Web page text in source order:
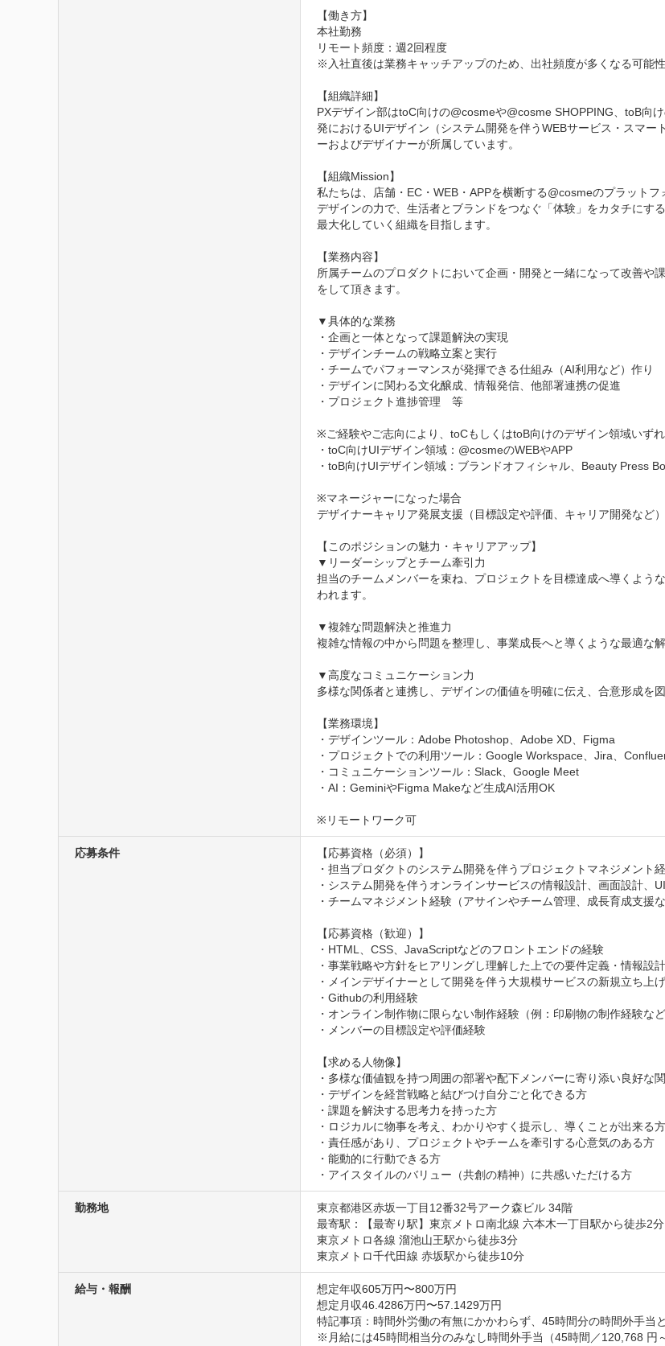
【働き方】
本社勤務
リモート頻度：週2回程度
※入社直後は業務キャッチアップのため、出社頻度が多くなる可能
【組織詳細】
PXデザイン部はtoC向けの@cosmeや@cosme SHOPPING、toB向
発におけるUIデザイン（システム開発を伴うWEBサービス・スマ
ーおよびデザイナーが所属しています。
【組織Mission】
私たちは、店舗・EC・WEB・APPを横断する@cosmeのプラットフ
デザインの力で、生活者とブランドをつなぐ「体験」をカタチにす
最大化していく組織を目指します。
【業務内容】
所属チームのプロダクトにおいて企画・開発と一緒になって改善や
をして頂きます。
▼具体的な業務
・企画と一体となって課題解決の実現
・デザインチームの戦略立案と実行
・チームでパフォーマンスが発揮できる仕組み（AI利用など）作り
・デザインに関わる文化醸成、情報発信、他部署連携の促進
・プロジェクト進捗管理　等
※ご経験やご志向により、toCもしくはtoB向けのデザイン領域いず
・toC向けUIデザイン領域：@cosmeのWEBやAPP
・toB向けUIデザイン領域：ブランドオフィシャル、Beauty Press
※マネージャーになった場合
デザイナーキャリア発展支援（目標設定や評価、キャリア開発など）
【このポジションの魅力・キャリアアップ】
▼リーダーシップとチーム牽引力
担当のチームメンバーを束ね、プロジェクトを目標達成へ導くよう
われます。
▼複雑な問題解決と推進力
複雑な情報の中から問題を整理し、事業成長へと導くような最適な
▼高度なコミュニケーション力
多様な関係者と連携し、デザインの価値を明確に伝え、合意形成を
【業務環境】
・デザインツール：Adobe Photoshop、Adobe XD、Figma
・プロジェクトでの利用ツール：Google Workspace、Jira、
・コミュニケーションツール：Slack、Google Meet
・AI：GeminiやFigma Makeなど生成AI活用OK
※リモートワーク可
応募条件
【応募資格（必須）】
・担当プロダクトのシステム開発を伴うプロジェクトマネジメント
・システム開発を伴うオンラインサービスの情報設計、画面設計、
・チームマネジメント経験（アサインやチーム管理、成長育成支援な
【応募資格（歓迎）】
・HTML、CSS、JavaScriptなどのフロントエンドの経験
・事業戦略や方針をヒアリングし理解した上での要件定義・情報設
・メインデザイナーとして開発を伴う大規模サービスの新規立ち上
・Githubの利用経験
・オンライン制作物に限らない制作経験（例：印刷物の制作経験など
・メンバーの目標設定や評価経験
【求める人物像】
・多様な価値観を持つ周囲の部署や配下メンバーに寄り添い良好な
・デザインを経営戦略と結びつけ自分ごと化できる方
・課題を解決する思考力を持った方
・ロジカルに物事を考え、わかりやすく提示し、導くことが出来る方
・責任感があり、プロジェクトやチームを牽引する心意気のある方
・能動的に行動できる方
・アイスタイルのバリュー（共創の精神）に共感いただける方
勤務地
東京都港区赤坂一丁目12番32号アーク森ビル 34階
最寄駅：【最寄り駅】東京メトロ南北線 六本木一丁目駅から徒歩2分
東京メトロ各線 溜池山王駅から徒歩3分
東京メトロ千代田線 赤坂駅から徒歩10分
給与・報酬
想定年収605万円〜800万円
想定月収46.4286万円〜57.1429万円
特記事項：時間外労働の有無にかかわらず、45時間分の時間外手当
※月給には45時間相当分のみなし時間外手当（45時間／120,768